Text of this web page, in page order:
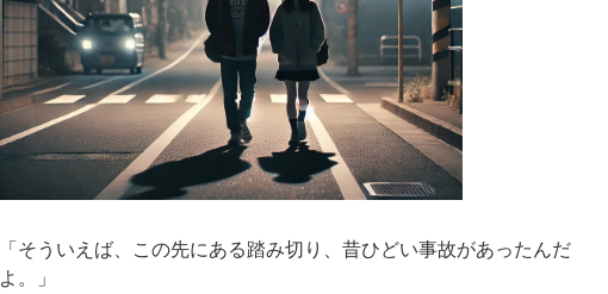
「そういえば、この先にある踏み切り、昔ひどい事故があったんだ
よ。」